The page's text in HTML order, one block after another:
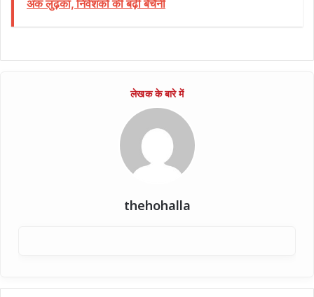
अंक लुढ़का, निवेशकों की बढ़ी बेचैनी
thehohalla